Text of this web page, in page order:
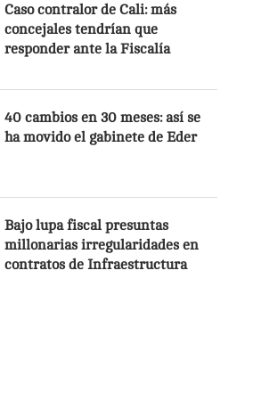
Caso contralor de Cali: más
concejales tendrían que
responder ante la Fiscalía
40 cambios en 30 meses: así se
ha movido el gabinete de Eder
Bajo lupa fiscal presuntas
millonarias irregularidades en
contratos de Infraestructura